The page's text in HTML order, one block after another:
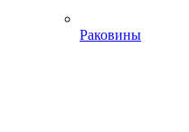
Раковины